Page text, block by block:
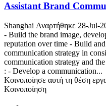
Assistant Brand
Shanghai Αναρτήθηκε 28-Jul-
- Build the brand image,
reputation over time - Build
communication strategy in
communication strategy and
: - Develop a communication...
Κοινοποίησε αυτή τη θέση
Κοινοποίηση